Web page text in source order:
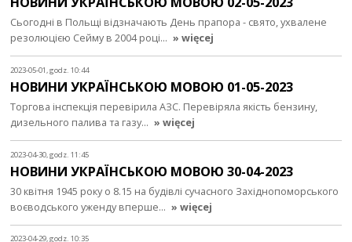
Сьогодні в Польщі відзначають День прапора - свято, ухвалене
резолюцією Сейму в 2004 році… » więcej
2023-05-01, godz. 10:44
НОВИНИ УКРАЇНСЬКОЮ МОВОЮ 01-05-2023
Торгова інспекція перевірила АЗС. Перевіряла якість бензину,
дизельного палива та газу… » więcej
2023-04-30, godz. 11:45
НОВИНИ УКРАЇНСЬКОЮ МОВОЮ 30-04-2023
30 квітня 1945 року о 8.15 на будівлі сучасного Західнопоморського
воєводського уженду вперше… » więcej
2023-04-29, godz. 10:35